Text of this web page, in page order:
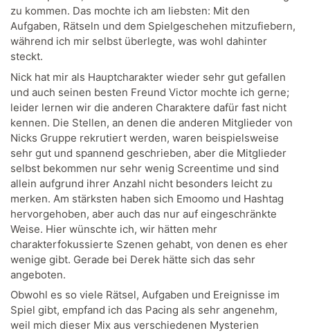
zu kommen. Das mochte ich am liebsten: Mit den
Aufgaben, Rätseln und dem Spielgeschehen mitzufiebern,
während ich mir selbst überlegte, was wohl dahinter
steckt.
Nick hat mir als Hauptcharakter wieder sehr gut gefallen
und auch seinen besten Freund Victor mochte ich gerne;
leider lernen wir die anderen Charaktere dafür fast nicht
kennen. Die Stellen, an denen die anderen Mitglieder von
Nicks Gruppe rekrutiert werden, waren beispielsweise
sehr gut und spannend geschrieben, aber die Mitglieder
selbst bekommen nur sehr wenig Screentime und sind
allein aufgrund ihrer Anzahl nicht besonders leicht zu
merken. Am stärksten haben sich Emoomo und Hashtag
hervorgehoben, aber auch das nur auf eingeschränkte
Weise. Hier wünschte ich, wir hätten mehr
charakterfokussierte Szenen gehabt, von denen es eher
wenige gibt. Gerade bei Derek hätte sich das sehr
angeboten.
Obwohl es so viele Rätsel, Aufgaben und Ereignisse im
Spiel gibt, empfand ich das Pacing als sehr angenehm,
weil mich dieser Mix aus verschiedenen Mysterien